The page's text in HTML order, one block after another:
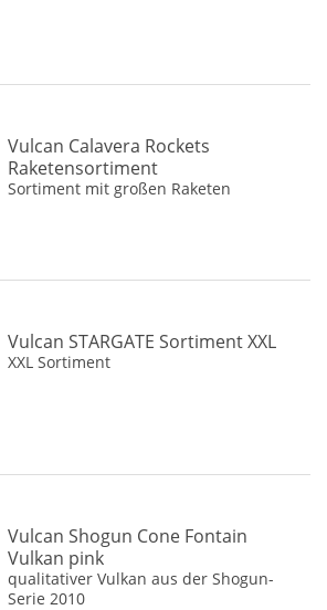
Vulcan Calavera Rockets
Raketensortiment
Sortiment mit großen Raketen
Vulcan STARGATE Sortiment XXL
XXL Sortiment
Vulcan Shogun Cone Fontain
Vulkan pink
qualitativer Vulkan aus der Shogun-
Serie 2010